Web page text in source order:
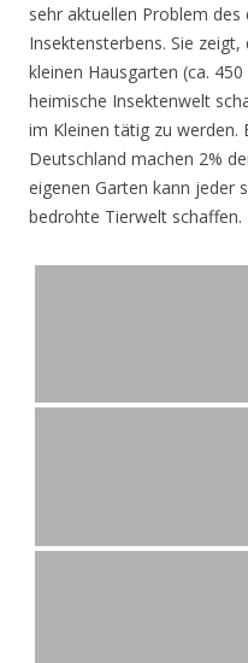
sehr aktuellen Problem
Insektensterbens. Sie
kleinen Hausgarten (ca.
heimische Insektenwelt
im Kleinen tätig zu werden.
Deutschland machen 2%
eigenen Garten kann jeder
bedrohte Tierwelt schaffen.